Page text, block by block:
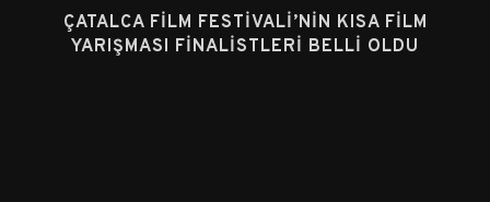
ÇATALCA FILM FESTIVALI’NIN KISA FILM
YARIŞMASI FINALISTLERI BELLI OLDU